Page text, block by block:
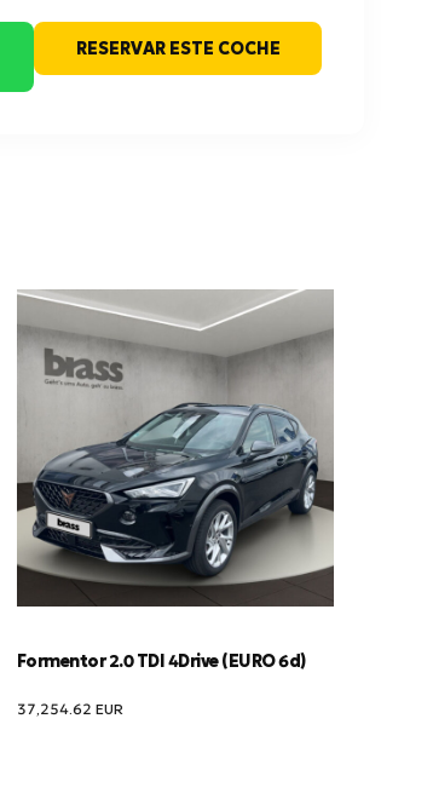
RESERVAR ESTE COCHE
Formentor 2.0 TDI 4Drive (EURO 6d)
37,254.62 EUR